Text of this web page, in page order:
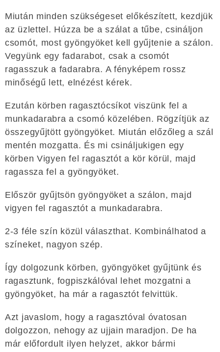
Miután minden szükségeset előkészített, kezdjük
az üzlettel. Húzza be a szálat a tűbe, csináljon
csomót, most gyöngyöket kell gyűjtenie a szálon.
Vegyünk egy fadarabot, csak a csomót
ragasszuk a fadarabra. A fényképem rossz
minőségű lett, elnézést kérek.
Ezután körben ragasztócsíkot viszünk fel a
munkadarabra a csomó közelében. Rögzítjük az
összegyűjtött gyöngyöket. Miután előzőleg a szál
mentén mozgatta. És mi csináljukigen egy
körben Vigyen fel ragasztót a kör körül, majd
ragassza fel a gyöngyöket.
Először gyűjtsön gyöngyöket a szálon, majd
vigyen fel ragasztót a munkadarabra.
2-3 féle szín közül választhat. Kombinálhatod a
színeket, nagyon szép.
Így dolgozunk körben, gyöngyöket gyűjtünk és
ragasztunk, fogpiszkálóval lehet mozgatni a
gyöngyöket, ha már a ragasztót felvittük.
Azt javaslom, hogy a ragasztóval óvatosan
dolgozzon, nehogy az ujjain maradjon. De ha
már előfordult ilyen helyzet, akkor bármi